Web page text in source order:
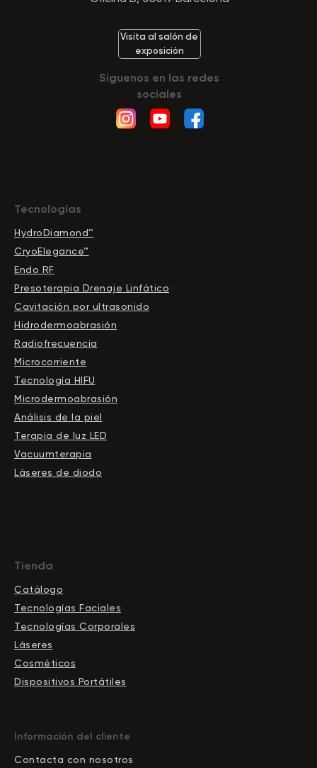
Visita al salón de
exposición
Síguenos en las redes
sociales
Tecnologías
HydroDiamond™
CryoElegance™
Endo RF
Presoterapia Drenaje Linfático
Cavitación por ultrasonido
Hidrodermoabrasión
Radiofrecuencia
Microcorriente
Tecnología HIFU
Microdermoabrasión
Análisis de la piel
Terapia de luz LED
Vacuumterapia
Láseres de diodo
Tienda
Catálogo
Tecnologías Faciales
Tecnologías Corporales
Láseres
Cosméticos
Dispositivos Portátiles
Información del cliente
Contacta con nosotros